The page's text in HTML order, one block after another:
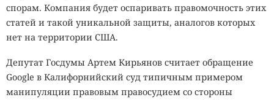
спорам. Компания будет оспаривать правомочность этих
статей и такой уникальной защиты, аналогов которых
нет на территории США.
Депутат Госдумы Артем Кирьянов считает обращение
Google в Калифорнийский суд типичным примером
манипуляции правовым правосудием со стороны